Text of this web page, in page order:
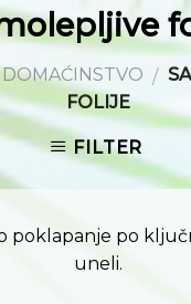
DOMAĆINSTVO /
FOLIJE
FILTER
poklapanje po
uneli.